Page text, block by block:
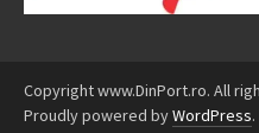
Copyright www.DinPort.ro. All
Proudly powered byWordPress.